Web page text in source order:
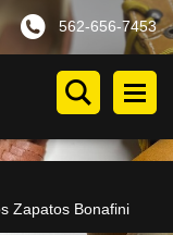
562-656-7453
Zapatos Bonafini